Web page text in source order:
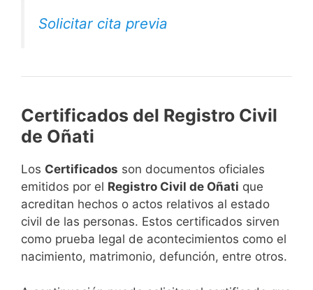
Solicitar cita previa
Certificados del Registro Civil
de Oñati
Los Certificados son documentos oficiales
emitidos por el Registro Civil de Oñati que
acreditan hechos o actos relativos al estado
civil de las personas. Estos certificados sirven
como prueba legal de acontecimientos como el
nacimiento, matrimonio, defunción, entre otros.